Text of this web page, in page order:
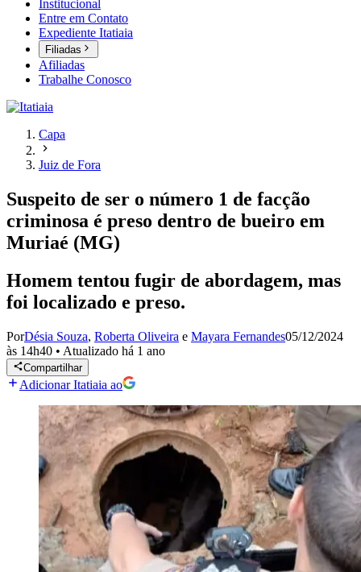
Institucional
Entre em Contato
Expediente Itatiaia
Filiadas
Afiliadas
Trabalhe Conosco
Capa
Juiz de Fora
Suspeito de ser o número 1 de facção
criminosa é preso dentro de bueiro em
Muriaé (MG)
Homem tentou fugir de abordagem, mas
foi localizado e preso.
PorDésia Souza, Roberta Oliveira e Mayara Fernandes05/12/2024
às 14h40 • Atualizado há 1 ano
Compartilhar
Adicionar Itatiaia ao